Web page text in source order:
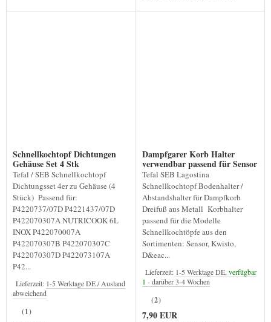
Schnellkochtopf Dichtungen
Gehäuse Set 4 Stk
Tefal / SEB Schnellkochtopf
Dichtungsset 4er zu Gehäuse (4
Stück) Passend für:
P4220737/07D P4221437/07D
P422070307A NUTRICOOK 6L
INOX P422070007A
P422070307B P422070307C
P422070307D P422073107A
P42...
Lieferzeit: 1-5 Werktage DE / Ausland
abweichend
(1)
Dampfgarer Korb Halter
verwendbar passend für Sensor
Clipso etc.
Tefal SEB Lagostina
Schnellkochtopf Bodenhalter /
Abstandshalter für Dampfkorb
Dreifuß aus Metall Korbhalter
passend für die Modelle
Schnellkochtöpfe aus den
Sortimenten: Sensor, Kwisto,
D&eac...
Lieferzeit: 1-5 Werktage DE, verfügbar
1 - darüber 3-4 Wochen
(2)
7,90 EUR